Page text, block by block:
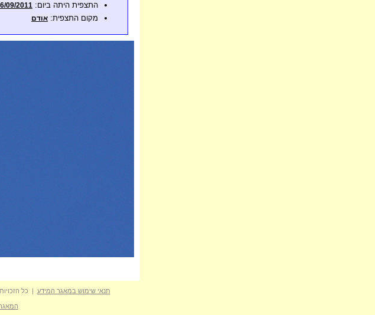
התצפית היתה ביום: 09/2011
מקום התצפית: אודם
תנאי שימוש במאגר המידע | כל הזכויות